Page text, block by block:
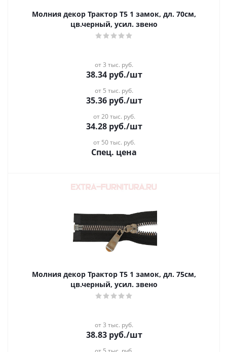
Молния декор Трактор Т5 1 замок, дл. 70см,
цв.черный, усил. звено
от 3 тыс. руб.
38.34руб./шт
от 5 тыс. руб.
35.36руб./шт
от 20 тыс. руб.
34.28руб./шт
от 50 тыс. руб.
Спец. цена
Молния декор Трактор Т5 1 замок, дл. 75см,
цв.черный, усил. звено
от 3 тыс. руб.
38.83руб./шт